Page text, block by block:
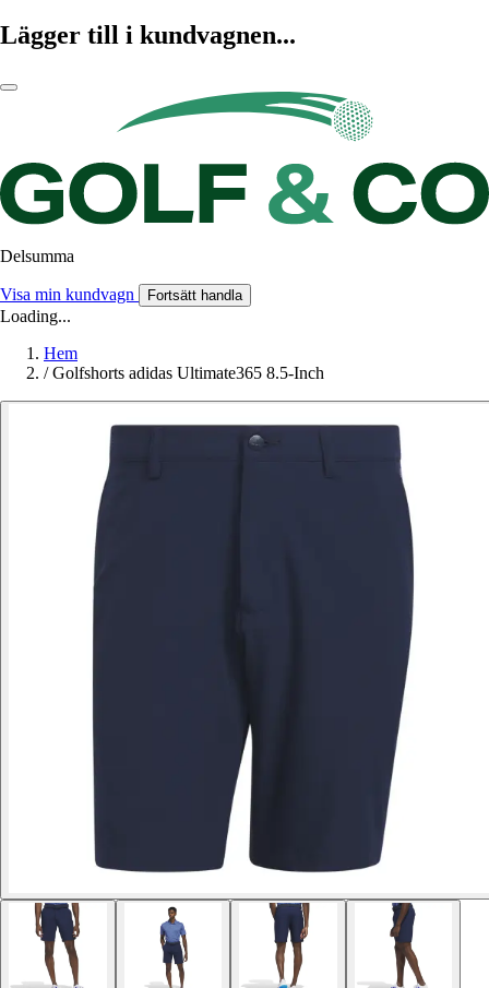
Lägger till i kundvagnen...
Delsumma
Visa min kundvagn Fortsätt handla
Loading...
Hem
/ Golfshorts adidas Ultimate365 8.5-Inch